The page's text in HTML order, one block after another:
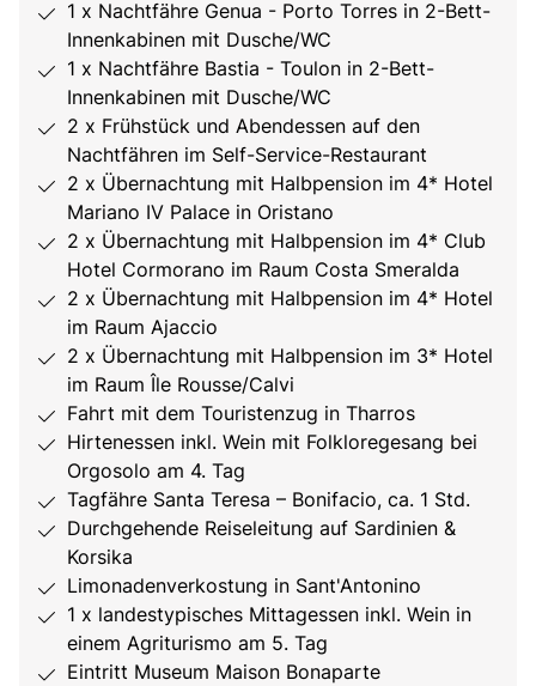
1 x Nachtfähre Genua - Porto Torres in 2-Bett-
Innenkabinen mit Dusche/WC
1 x Nachtfähre Bastia - Toulon in 2-Bett-
Innenkabinen mit Dusche/WC
2 x Frühstück und Abendessen auf den
Nachtfähren im Self-Service-Restaurant
2 x Übernachtung mit Halbpension im 4* Hotel
Mariano IV Palace in Oristano
2 x Übernachtung mit Halbpension im 4* Club
Hotel Cormorano im Raum Costa Smeralda
2 x Übernachtung mit Halbpension im 4* Hotel
im Raum Ajaccio
2 x Übernachtung mit Halbpension im 3* Hotel
im Raum Île Rousse/Calvi
Fahrt mit dem Touristenzug in Tharros
Hirtenessen inkl. Wein mit Folkloregesang bei
Orgosolo am 4. Tag
Tagfähre Santa Teresa – Bonifacio, ca. 1 Std.
Durchgehende Reiseleitung auf Sardinien &
Korsika
Limonadenverkostung in Sant'Antonino
1 x landestypisches Mittagessen inkl. Wein in
einem Agriturismo am 5. Tag
Eintritt Museum Maison Bonaparte